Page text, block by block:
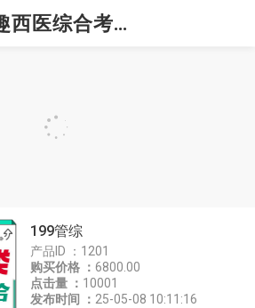
研趣西医综合考研官网
199管综
产品ID ： 1201
购买价格 ： 6800.00
点击量 ： 10001
发布时间 ： 25-05-08 10:11:16